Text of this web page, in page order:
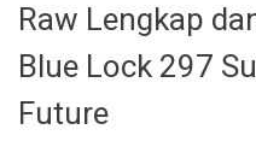
Raw Lengkap
Blue Lock 297
Future